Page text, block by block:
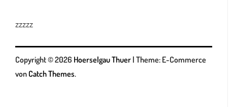
zzzzz
Copyright © 2026 Hoerselgau Thuer | Theme: E-Commerce
von Catch Themes.